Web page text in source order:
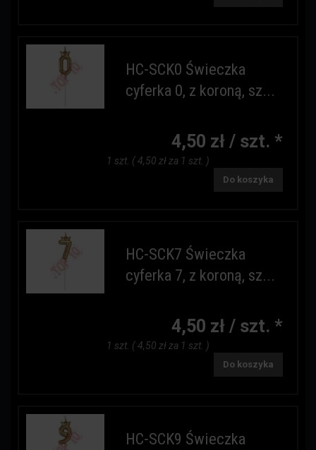
HC-SCK0 Świeczka
cyferka 0, z koroną, sz...
4,50 zł / szt. *
1 szt. ( 4,50 zł za 1 szt. )
Do koszyka
HC-SCK7 Świeczka
cyferka 7, z koroną, sz...
4,50 zł / szt. *
1 szt. ( 4,50 zł za 1 szt. )
Do koszyka
HC-SCK9 Świeczka